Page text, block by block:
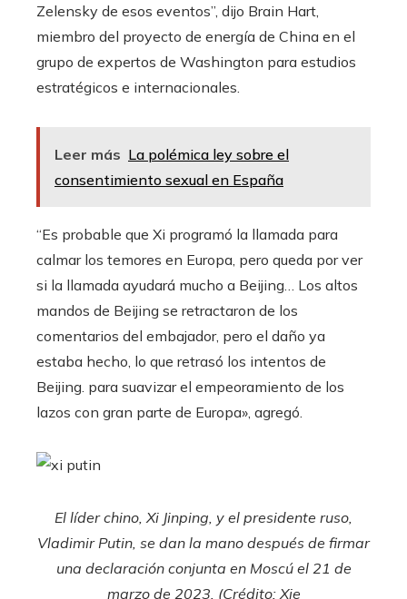
Zelensky de esos eventos”, dijo Brain Hart,
miembro del proyecto de energía de China en el
grupo de expertos de Washington para estudios
estratégicos e internacionales.
Leer más La polémica ley sobre el
consentimiento sexual en España
“Es probable que Xi programó la llamada para
calmar los temores en Europa, pero queda por ver
si la llamada ayudará mucho a Beijing… Los altos
mandos de Beijing se retractaron de los
comentarios del embajador, pero el daño ya
estaba hecho, lo que retrasó los intentos de
Beijing. para suavizar el empeoramiento de los
lazos con gran parte de Europa», agregó.
El líder chino, Xi Jinping, y el presidente ruso,
Vladimir Putin, se dan la mano después de firmar
una declaración conjunta en Moscú el 21 de
marzo de 2023. (Crédito: Xie